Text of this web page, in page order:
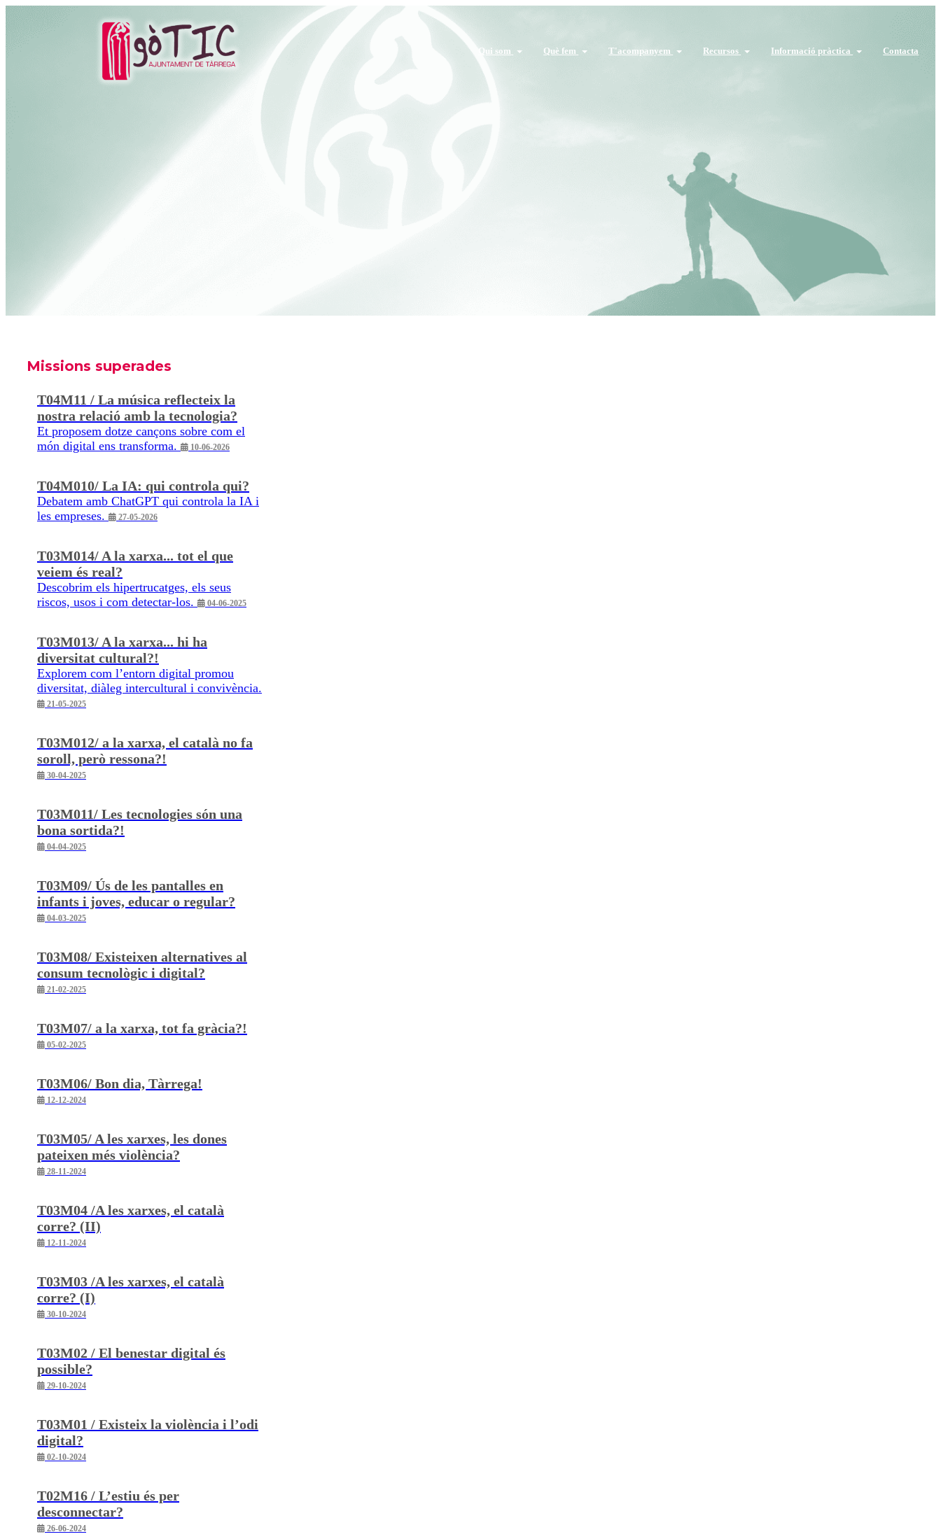
Qui som Què fem T'acompanyem Recursos Informació pràctica Contacta
Missions superades
T04M11 / La música reflecteix la
nostra relació amb la tecnologia?
Et proposem dotze cançons sobre com el
món digital ens transforma.
10-06-2026
T04M010/ La IA: qui controla qui?
Debatem amb ChatGPT qui controla la IA i
les empreses.
27-05-2026
T03M014/ A la xarxa... tot el que
veiem és real?
Descobrim els hipertrucatges, els seus
riscos, usos i com detectar-los.
04-06-2025
T03M013/ A la xarxa... hi ha
diversitat cultural?!
Explorem com l’entorn digital promou
diversitat, diàleg intercultural i convivència.
21-05-2025
T03M012/ a la xarxa, el català no fa
soroll, però ressona?!
30-04-2025
T03M011/ Les tecnologies són una
bona sortida?!
04-04-2025
T03M09/ Ús de les pantalles en
infants i joves, educar o regular?
04-03-2025
T03M08/ Existeixen alternatives al
consum tecnològic i digital?
21-02-2025
T03M07/ a la xarxa, tot fa gràcia?!
05-02-2025
T03M06/ Bon dia, Tàrrega!
12-12-2024
T03M05/ A les xarxes, les dones
pateixen més violència?
28-11-2024
T03M04 /A les xarxes, el català
corre? (II)
12-11-2024
T03M03 /A les xarxes, el català
corre? (I)
30-10-2024
T03M02 / El benestar digital és
possible?
29-10-2024
T03M01 / Existeix la violència i l’odi
digital?
02-10-2024
T02M16 / L’estiu és per
desconnectar?
26-06-2024